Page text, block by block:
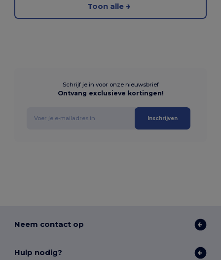
Toon alle
Schrijf je in voor onze nieuwsbrief
Ontvang exclusieve kortingen!
Inschrijven
Neem contact op
Hulp nodig?